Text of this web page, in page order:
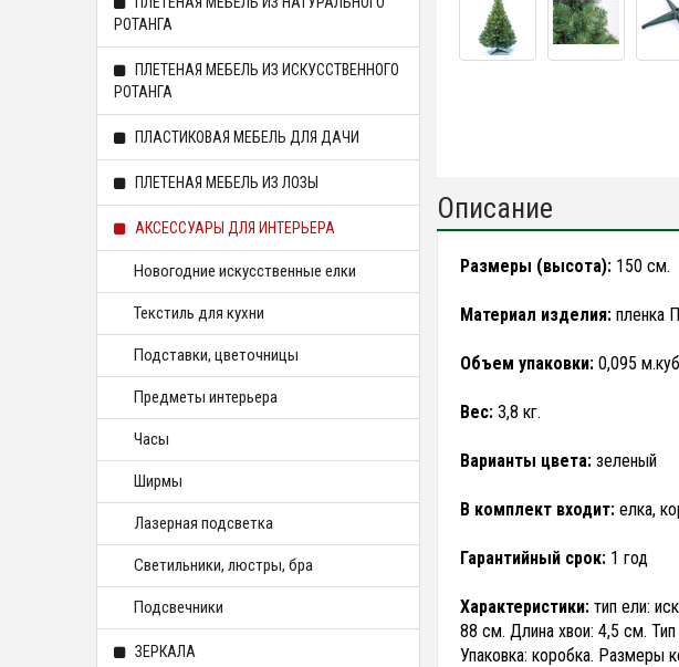
РОТАНГА
ПЛЕТЕНАЯ МЕБЕЛЬ ИЗ ИСКУССТВЕННОГО
РОТАНГА
ПЛАСТИКОВАЯ МЕБЕЛЬ ДЛЯ ДАЧИ
ПЛЕТЕНАЯ МЕБЕЛЬ ИЗ ЛОЗЫ
АКСЕССУАРЫ ДЛЯ ИНТЕРЬЕРА
Новогодние искусственные елки
Текстиль для кухни
Подставки, цветочницы
Предметы интерьера
Часы
Ширмы
Лазерная подсветка
Светильники, люстры, бра
Подсвечники
ЗЕРКАЛА
Описание
Размеры (высота):150 см.
Материал изделия:пленка
Объем упаковки:0,095
Вес:3,8 кг.
Варианты цвета:зеленый
В комплект входит:елка,
Гарантийный срок:1 год
Характеристики:тип ели:
88 см. Длина хвои: 4,5 см.
Упаковка: коробка. Размеры